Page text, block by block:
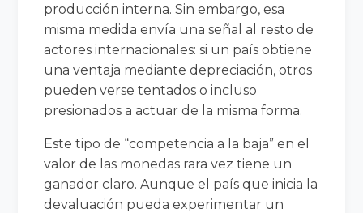
producción interna. Sin embargo, esa
misma medida envía una señal al resto de
actores internacionales: si un país obtiene
una ventaja mediante depreciación, otros
pueden verse tentados o incluso
presionados a actuar de la misma forma.
Este tipo de “competencia a la baja” en el
valor de las monedas rara vez tiene un
ganador claro. Aunque el país que inicia la
devaluación pueda experimentar un